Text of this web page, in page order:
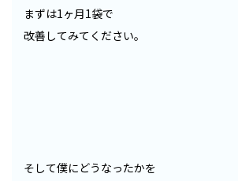
まずは1ヶ月1袋で
改善してみてください。
そして僕にどうなったかを